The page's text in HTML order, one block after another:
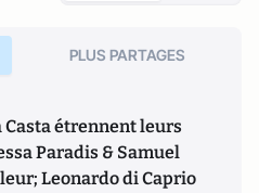
PLUS PARTAGES
étrennent leurs
Paradis & Samuel
Leonardo di Caprio